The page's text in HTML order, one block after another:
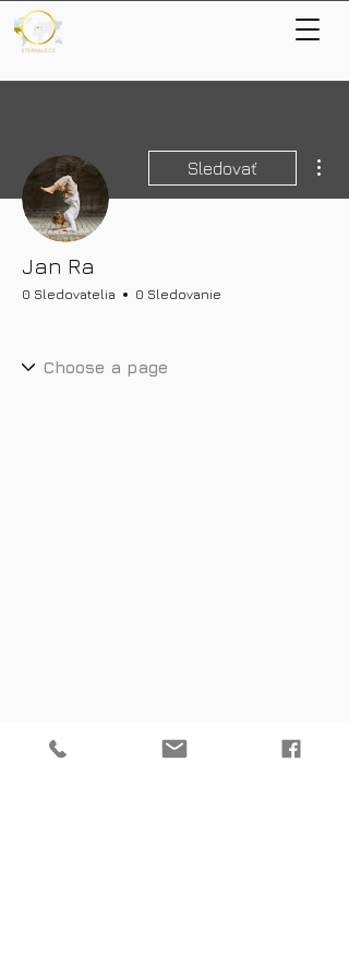
Sledovať
Jan Ra
0 Sledovatelia 0 Sledovanie